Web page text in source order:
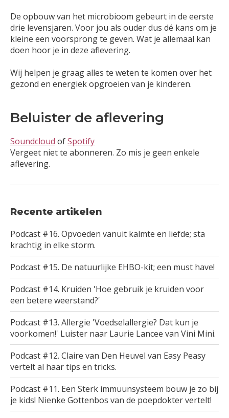
De opbouw van het microbioom gebeurt in de eerste
drie levensjaren. Voor jou als ouder dus dé kans om je
kleine een voorsprong te geven. Wat je allemaal kan
doen hoor je in deze aflevering.
Wij helpen je graag alles te weten te komen over het
gezond en energiek opgroeien van je kinderen.
Beluister de aflevering
Soundcloud ofSpotify
Vergeet niet te abonneren. Zo mis je geen enkele
aflevering.
Recente artikelen
Podcast #16. Opvoeden vanuit kalmte en liefde; sta
krachtig in elke storm.
Podcast #15. De natuurlijke EHBO-kit; een must have!
Podcast #14. Kruiden 'Hoe gebruik je kruiden voor
een betere weerstand?'
Podcast #13. Allergie 'Voedselallergie? Dat kun je
voorkomen!' Luister naar Laurie Lancee van Vini Mini.
Podcast #12. Claire van Den Heuvel van Easy Peasy
vertelt al haar tips en tricks.
Podcast #11. Een Sterk immuunsysteem bouw je zo bij
je kids! Nienke Gottenbos van de poepdokter vertelt!